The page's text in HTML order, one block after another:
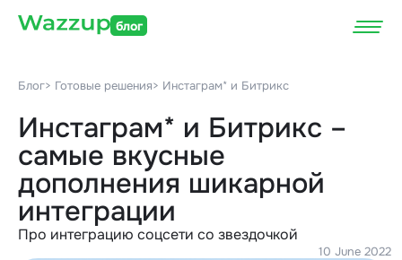
блог
Блог> Готовые решения> Инстаграм* и Битрикс
Инстаграм* и Битрикс –
самые вкусные
дополнения шикарной
интеграции
Про интеграцию соцсети со звездочкой
10 June 2022